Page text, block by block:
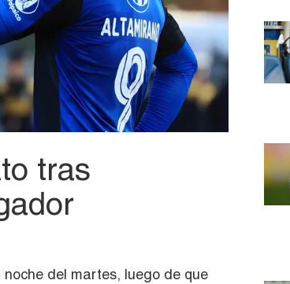
tras
del martes, luego de que